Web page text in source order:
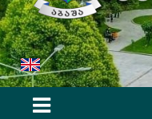
აბაშის